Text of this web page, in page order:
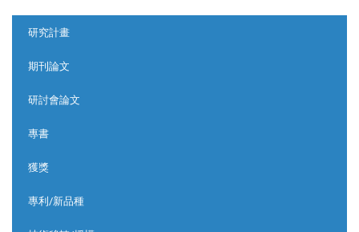
研究計畫
期刊論文
研討會論文
專書
獲獎
專利/新品種